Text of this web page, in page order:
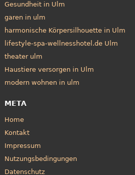
Gesundheit in Ulm
garen in ulm
harmonische Körpersilhouette in Ulm
lifestyle-spa-wellnesshotel.de Ulm
theater ulm
Haustiere versorgen in Ulm
modern wohnen in ulm
META
Home
Kontakt
Impressum
Nutzungsbedingungen
Datenschutz